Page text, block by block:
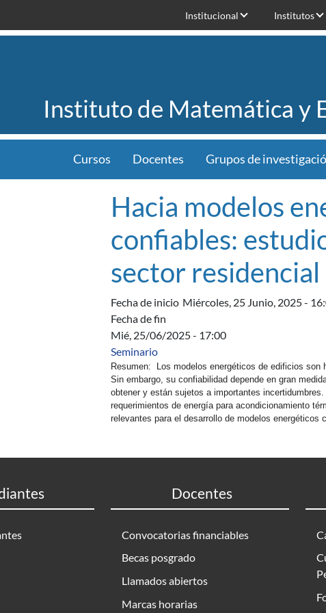
Institucional Institutos
Instituto de Matemática y
Cursos Docentes Grupos de
Hacia modelos
confiables:
sector residencial
Fecha de inicio Miércoles, 25 Junio, 2025 -
Fecha de fin
Mié, 25/06/2025 - 17:00
Seminario
Resumen: Los modelos energéticos de edificios son
Sin embargo, su confiabilidad depende en gran
obtener y están sujetos a importantes
requerimientos de energía para acondicionamiento
relevantes para el desarrollo de modelos energéticos
Docentes
Convocatorias financiables
Becas posgrado
Llamados abiertos
Marcas horarias